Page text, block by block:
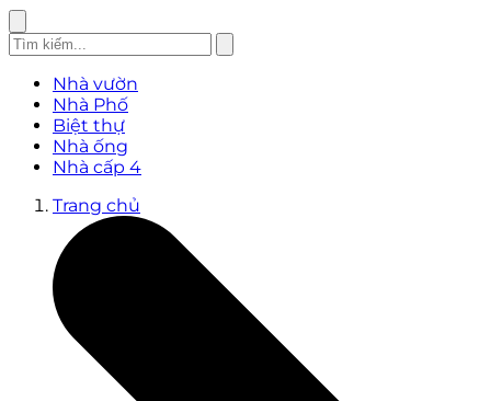
Nhà vườn
Nhà Phố
Biệt thự
Nhà ống
Nhà cấp 4
Trang chủ